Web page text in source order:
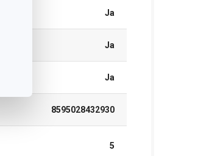
Ja
Ja
Ja
8595028432930
5